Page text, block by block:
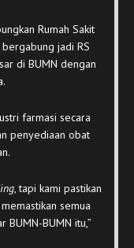
Rumah Sakit
jadi RS
di BUMN dengan
farmasi secara
penyediaan obat
, tapi kami pastikan
semua
BUMN-BUMN itu,”